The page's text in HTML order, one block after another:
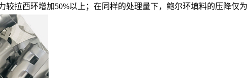
拉西环增加50%以上；在同样的处理量下，鲍尔环填料的压降仅为